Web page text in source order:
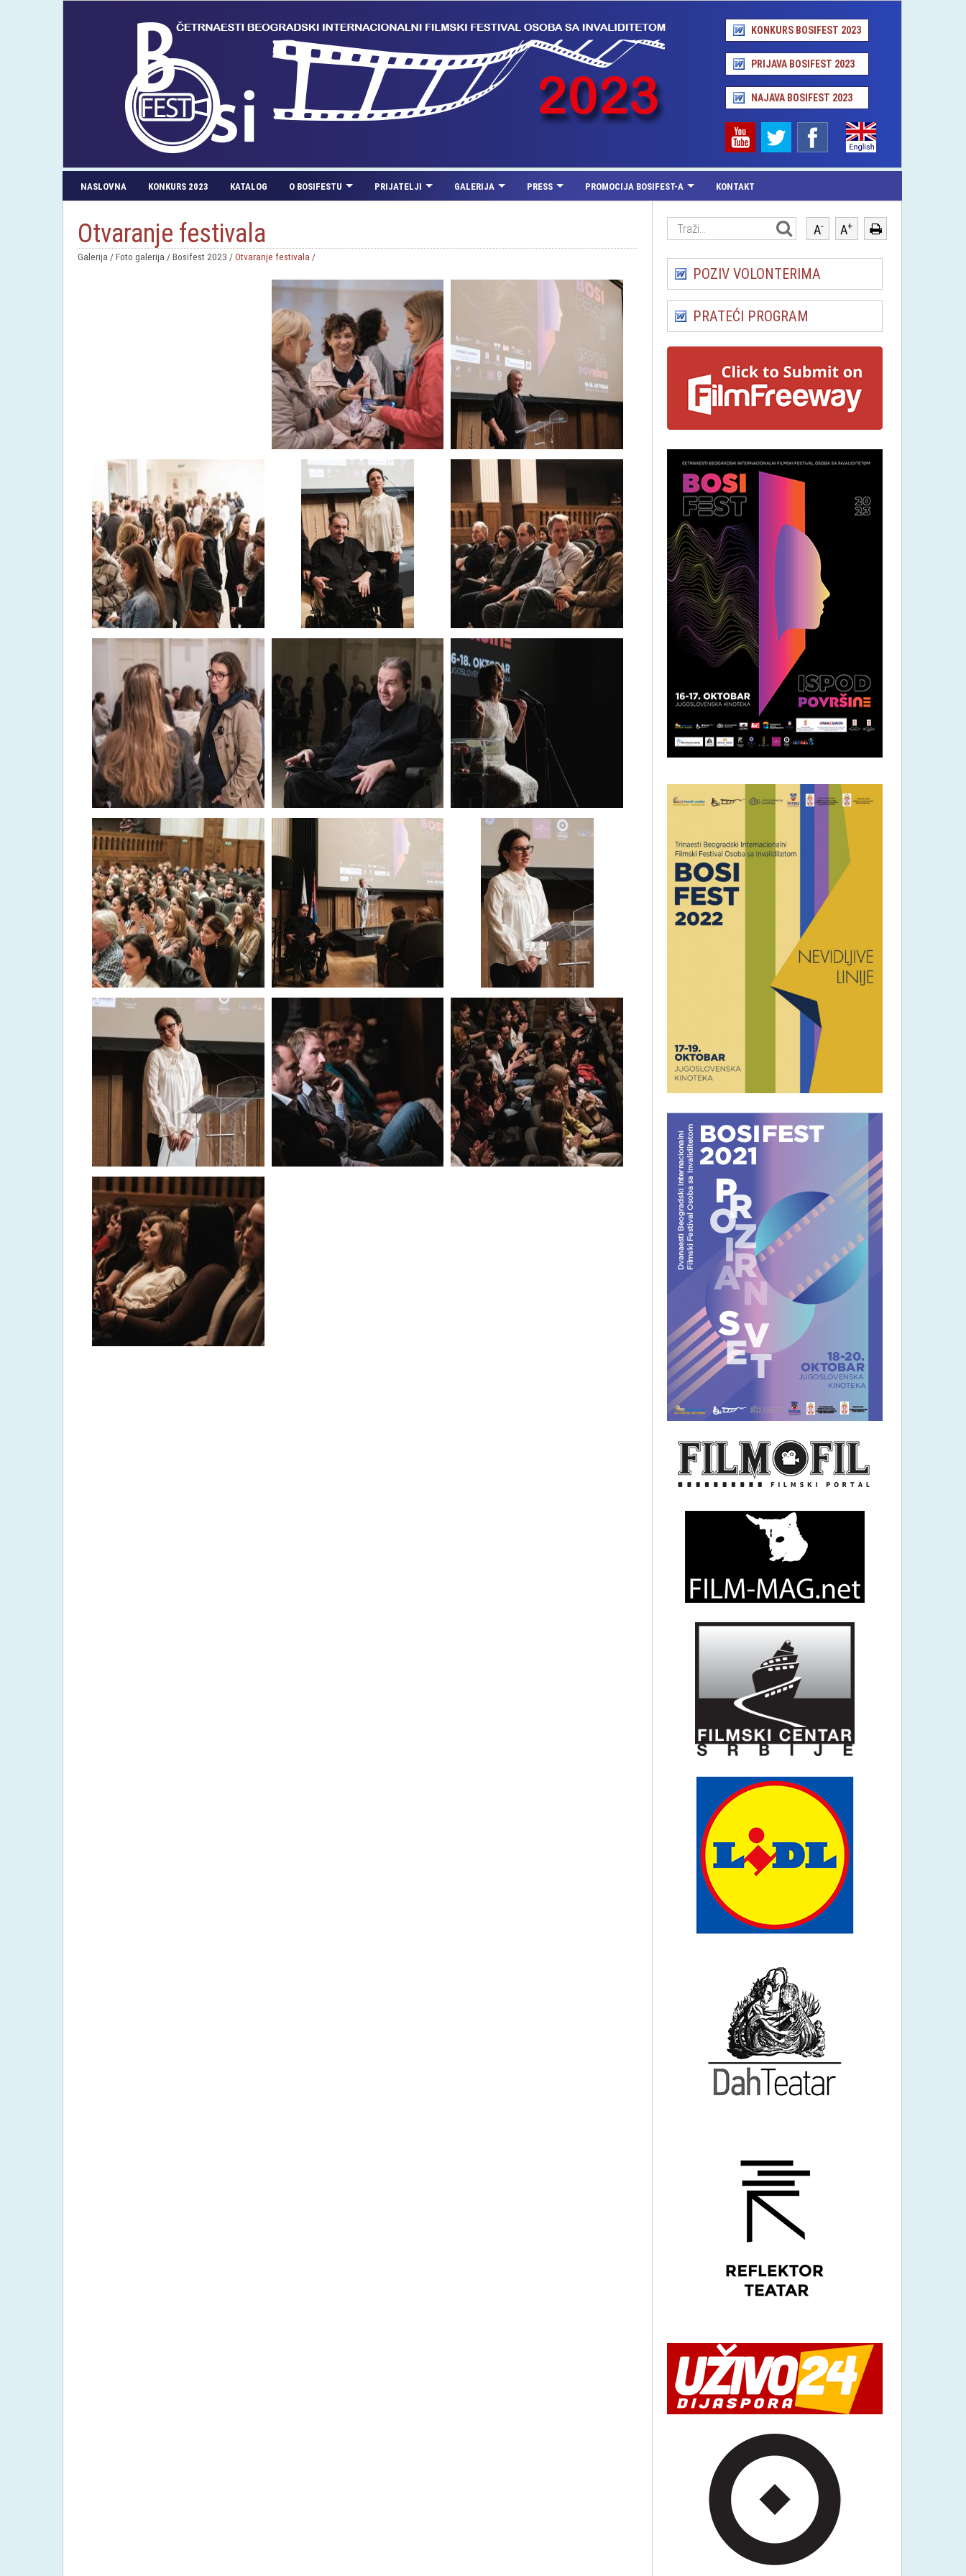
KONKURS BOSIFEST 2023
PRIJAVA BOSIFEST 2023
NAJAVA BOSIFEST 2023
NASLOVNA KONKURS 2023 KATALOG O BOSIFESTU PRIJATELJI GALERIJA PRESS PROMOCIJA BOSIFEST-A KONTAKT
Otvaranje festivala
Galerija / Foto galerija / Bosifest 2023 /Otvaranje festivala /
A- A+
POZIV VOLONTERIMA
PRATEĆI PROGRAM